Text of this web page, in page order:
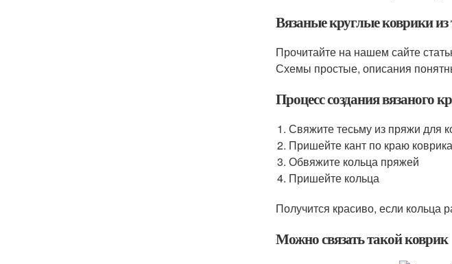
Вязаные круглые коврики
Прочитайте на нашем сайте
Схемы простые, описания
Процесс создания вязаного
Свяжите тесьму из пряжи для
Пришейте кант по краю коврика
Обвяжите кольца пряжей
Пришейте кольца
Получится красиво, если кольца
Можно связать такой коврик